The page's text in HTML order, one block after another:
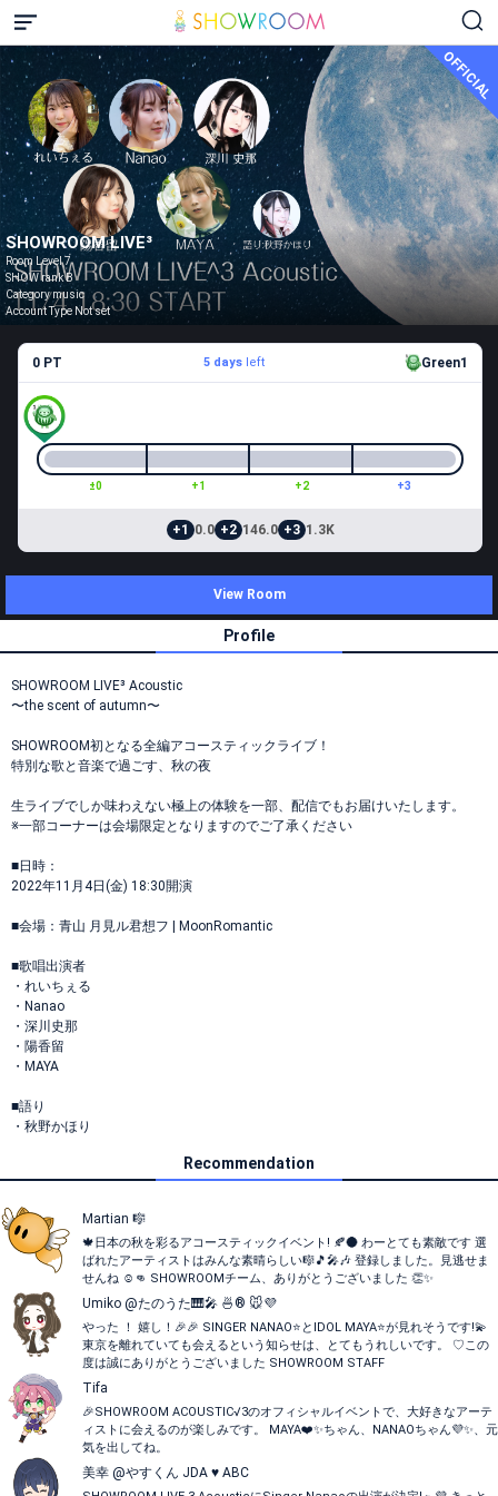
OFFICIAL
SHOWROOM LIVE³
Room Level 7
SHOW rank B
Category music
Account Type Not set
0 PT 5 daysleft Green1
±0 +1 +2 +3
+1 0.0 +2 146.0 +3 1.3K
View Room
Profile
SHOWROOM LIVE³ Acoustic
〜the scent of autumn〜
SHOWROOM初となる全編アコースティックライブ！
特別な歌と音楽で過ごす、秋の夜
生ライブでしか味わえない極上の体験を一部、配信でもお届けいたします。
※一部コーナーは会場限定となりますのでご了承ください
■日時：
2022年11月4日(金) 18:30開演
■会場：青山 月見ル君想フ | MoonRomantic
■歌唱出演者
・れいちぇる
・Nanao
・深川史那
・陽香留
・MAYA
■語り
・秋野かほり
Recommendation
Martian 🎼
🍁日本の秋を彩るアコースティックイベント! 🍂🌑 わーとても素敵です 選
ばれたアーティストはみんな素晴らしい🎼🎵🎤🎶 登録しました。見逃せま
せんね ☺️👊 SHOWROOMチーム、ありがとうございました 👏✨
Umiko @たのうた🎹🎤 🍜® 🐭💜
やった ！ 嬉し！🎉🎉 SINGER NANAO⭐とIDOL MAYA⭐が見れそうです!💫
東京を離れていても会えるという知らせは、とてもうれしいです。 ♡この
度は誠にありがとうございました SHOWROOM STAFF
Tifa
🎉SHOWROOM ACOUSTIC√3のオフィシャルイベントで、大好きなアーテ
ィストに会えるのが楽しみです。 MAYA❤️✨ちゃん、NANAOちゃん💜✨、元
気を出してね。
美幸 @やすくん JDA ♥️ ABC